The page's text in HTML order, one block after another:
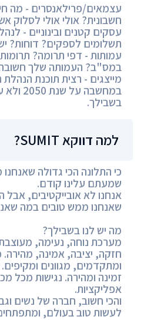
עצמאים/פרילאנסרים - מה
חשבונית? אולי אולי לסלוק
עסקים קטנים ובינוניים -
תשלומים לספקים? דוחות?
עמותות - דפי תרומה?
במס"ב? העמותה שלך חשובה
מייצגים - רצית תוכנת
בשבילך.
למה דווקא SUMIT?
כי התלונה הכי גדולה
שמעתם עלינו קודם.
אנחנו לא אובייקטיבים, אבל
שאנחנו ממש טובים במה
מה יש לנו בשבילך?
מערכת נוחה, נעימה, מעוצבת
חזקה, יציבה, אמינה, מהירה.
ומתקדמים, מגוונים
זמינה ומהירה. נגישות מכל
אפליקציות.
והכי חשוב, חברה של נשים
לעשות טוב בעולם,